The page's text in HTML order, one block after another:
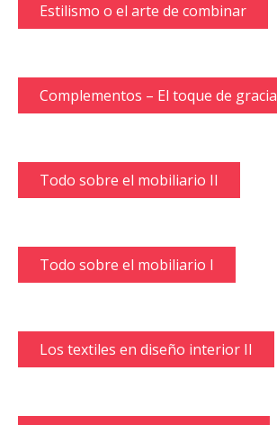
Estilismo o el arte de combinar
Complementos – El toque de gracia
Todo sobre el mobiliario II
Todo sobre el mobiliario I
Los textiles en diseño interior II